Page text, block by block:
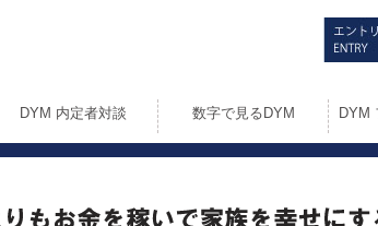
DYM 内定者対談 数字で見るDYM DYM